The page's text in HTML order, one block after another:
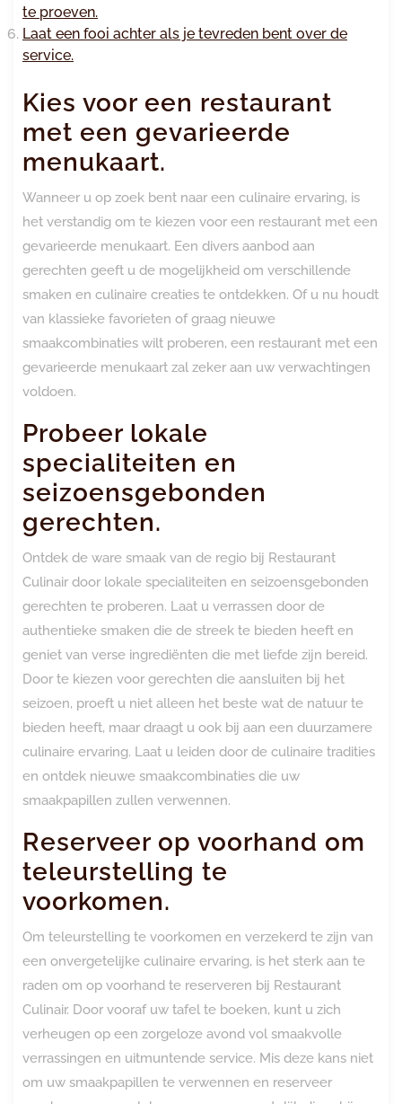
te proeven.
Laat een fooi achter als je tevreden bent over de
service.
Kies voor een restaurant
met een gevarieerde
menukaart.
Wanneer u op zoek bent naar een culinaire ervaring, is
het verstandig om te kiezen voor een restaurant met een
gevarieerde menukaart. Een divers aanbod aan
gerechten geeft u de mogelijkheid om verschillende
smaken en culinaire creaties te ontdekken. Of u nu houdt
van klassieke favorieten of graag nieuwe
smaakcombinaties wilt proberen, een restaurant met een
gevarieerde menukaart zal zeker aan uw verwachtingen
voldoen.
Probeer lokale
specialiteiten en
seizoensgebonden
gerechten.
Ontdek de ware smaak van de regio bij Restaurant
Culinair door lokale specialiteiten en seizoensgebonden
gerechten te proberen. Laat u verrassen door de
authentieke smaken die de streek te bieden heeft en
geniet van verse ingrediënten die met liefde zijn bereid.
Door te kiezen voor gerechten die aansluiten bij het
seizoen, proeft u niet alleen het beste wat de natuur te
bieden heeft, maar draagt u ook bij aan een duurzamere
culinaire ervaring. Laat u leiden door de culinaire tradities
en ontdek nieuwe smaakcombinaties die uw
smaakpapillen zullen verwennen.
Reserveer op voorhand om
teleurstelling te
voorkomen.
Om teleurstelling te voorkomen en verzekerd te zijn van
een onvergetelijke culinaire ervaring, is het sterk aan te
raden om op voorhand te reserveren bij Restaurant
Culinair. Door vooraf uw tafel te boeken, kunt u zich
verheugen op een zorgeloze avond vol smaakvolle
verrassingen en uitmuntende service. Mis deze kans niet
om uw smaakpapillen te verwennen en reserveer